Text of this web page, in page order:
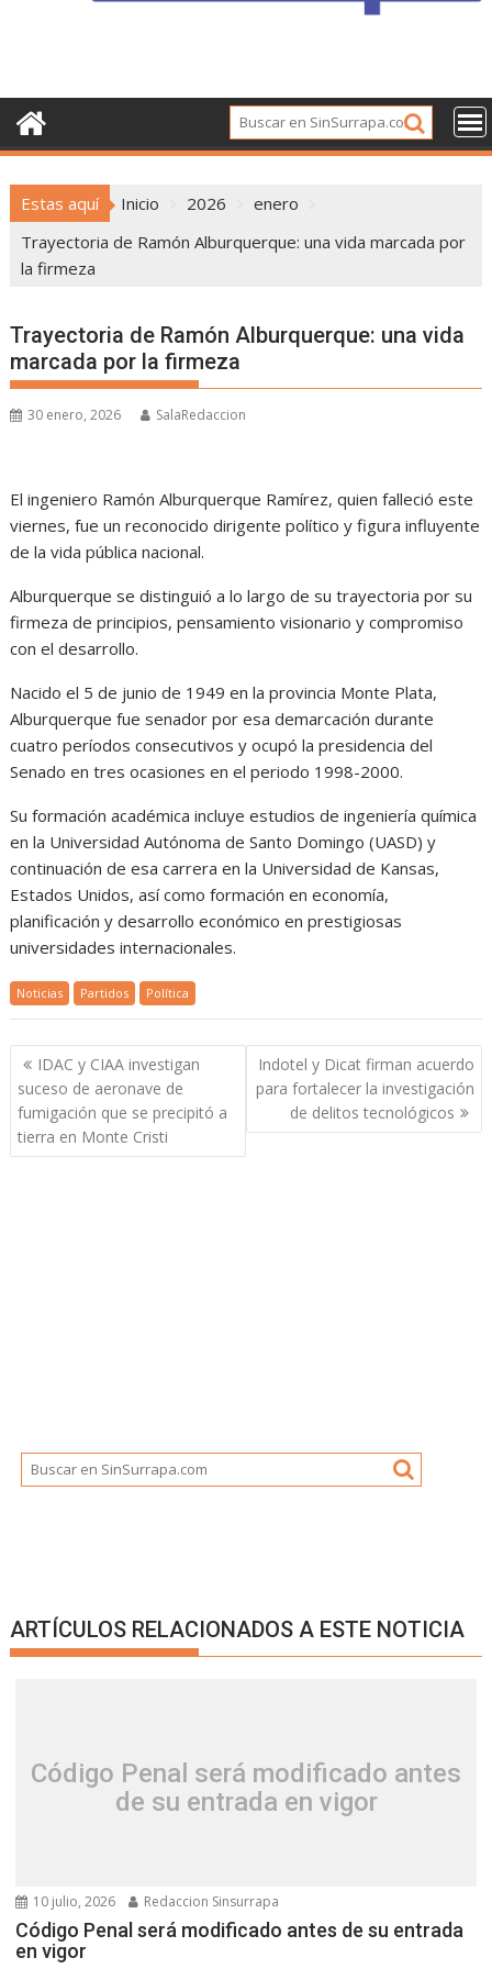
Estas aquí Inicio 2026
enero
Trayectoria de Ramón Alburquerque: una vida marcada por
la firmeza
Trayectoria de Ramón Alburquerque: una vida
marcada por la firmeza
30 enero, 2026 SalaRedaccion
El ingeniero Ramón Alburquerque Ramírez, quien falleció este
viernes, fue un reconocido dirigente político y figura influyente
de la vida pública nacional.
Alburquerque se distinguió a lo largo de su trayectoria por su
firmeza de principios, pensamiento visionario y compromiso
con el desarrollo.
Nacido el 5 de junio de 1949 en la provincia Monte Plata,
Alburquerque fue senador por esa demarcación durante
cuatro períodos consecutivos y ocupó la presidencia del
Senado en tres ocasiones en el periodo 1998-2000.
Su formación académica incluye estudios de ingeniería química
en la Universidad Autónoma de Santo Domingo (UASD) y
continuación de esa carrera en la Universidad de Kansas,
Estados Unidos, así como formación en economía,
planificación y desarrollo económico en prestigiosas
universidades internacionales.
Noticias Partidos Política
Navegación
de
entradas
IDAC y CIAA investigan
suceso de aeronave de
fumigación que se precipitó a
tierra en Monte Cristi
Indotel y Dicat firman acuerdo
para fortalecer la investigación
de delitos tecnológicos
ARTÍCULOS RELACIONADOS A ESTE NOTICIA
Código Penal será modificado antes
de su entrada en vigor
10 julio, 2026 Redaccion Sinsurrapa
Código Penal será modificado antes de su entrada
en vigor